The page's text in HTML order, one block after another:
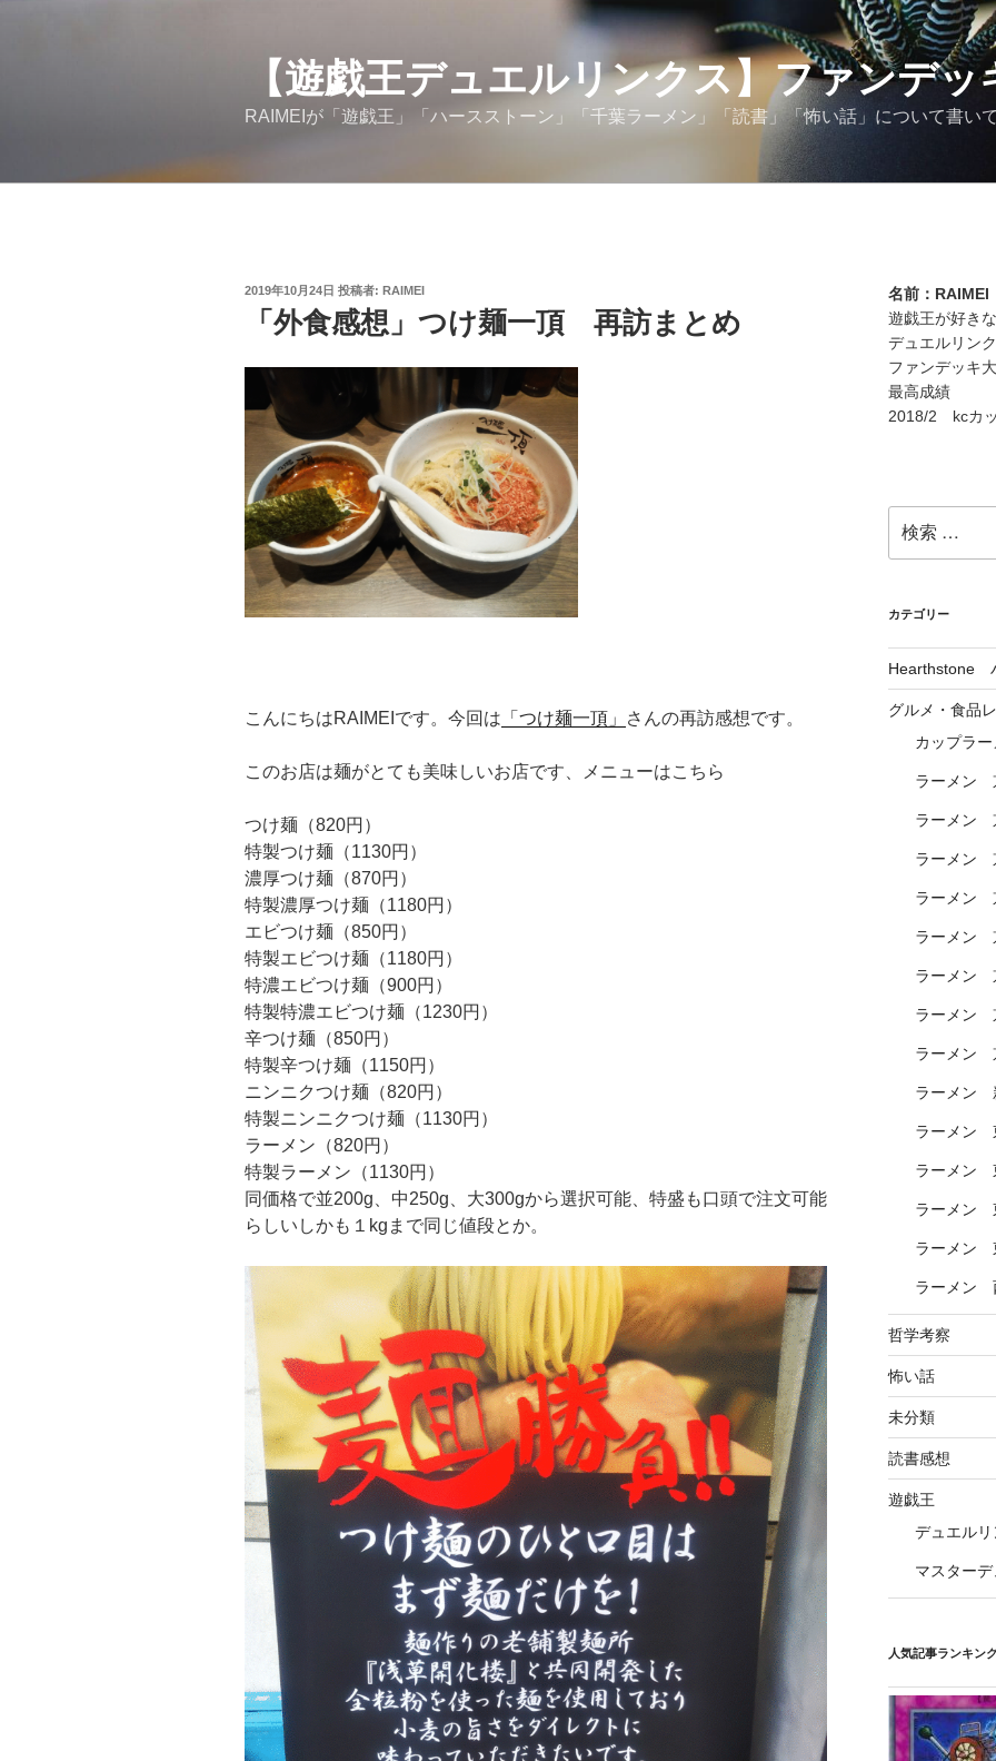
【遊戯王デュエルリンクス】ファンデッ
RAIMEIが「遊戯王」「ハースストーン」「千葉ラーメン」「読書」「怖い話」について書い
投
2019年10月24日 投稿者: RAIMEI
「外食感想」つけ麺一頂 再訪まとめ
こんにちはRAIMEIです。今回は 「つけ麺一頂」 さんの再訪感想です。
このお店は麺がとても美味しいお店です、メニューはこちら
つけ麺（820円）
特製つけ麺（1130円）
濃厚つけ麺（870円）
特製濃厚つけ麺（1180円）
エビつけ麺（850円）
特製エビつけ麺（1180円）
特濃エビつけ麺（900円）
特製特濃エビつけ麺（1230円）
辛つけ麺（850円）
特製辛つけ麺（1150円）
ニンニクつけ麺（820円）
特製ニンニクつけ麺（1130円）
ラーメン（820円）
特製ラーメン（1130円）
同価格で並200g、中250g、大300gから選択可能、特盛も口頭で注文可能
らしいしかも１kgまで同じ値段とか。
名前：RAIMEI
遊戯王が好き
デュエルリン
ファンデッキ
最高成績
2018/2 kcカ
索:
カテゴリー
Hearthstone
グルメ・食品
カップラ
ラーメン
ラーメン
ラーメン
ラーメン
ラーメン
ラーメン
ラーメン
ラーメン
ラーメン
ラーメン
ラーメン
ラーメン
ラーメン
ラーメン
哲学考察
怖い話
未分類
読書感想
遊戯王
デュエルリ
マスター
人気記事ランキン